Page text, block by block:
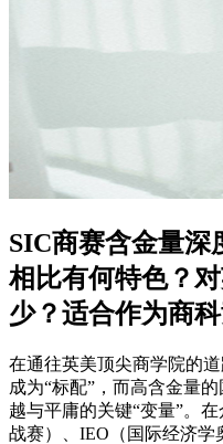
SIC商赛含金量深
相比有何特色？
少？适合作为商
在通往英美顶尖商学院的
成为“标配”，而高含金量
越与平庸的关键“变量”。
战赛）、IEO（国际经济